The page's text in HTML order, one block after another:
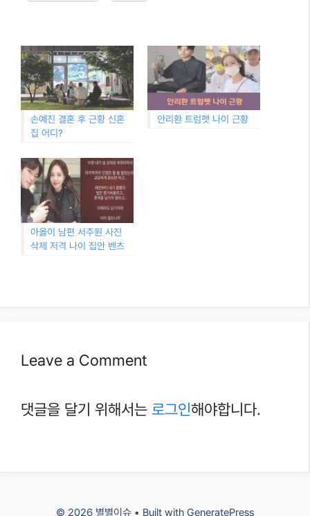
손예진 결혼 후 근황 신혼
집 어디?
안리환 트럼펫 나이 근황
아옳이 남편 서주원 사진
삭제 저격 나이 집안 벤츠
Leave a Comment
댓글을 달기 위해서는 로그인해야합니다.
© 2026 별별이슈 • Built with GeneratePress